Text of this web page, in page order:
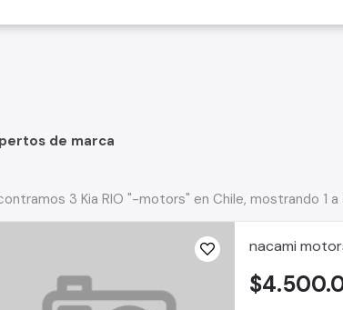
de marca
3 Kia RIO "-motors" en Chile, mostrando 1 a
nacami